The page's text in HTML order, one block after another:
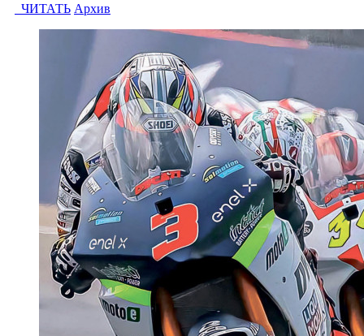
ЧИТАТЬ Архив